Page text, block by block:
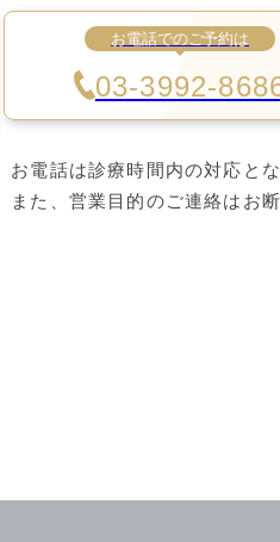
お電話でのご予約は
03-3992-
お電話は診療時間内の対応と
また、営業目的のご連絡はお